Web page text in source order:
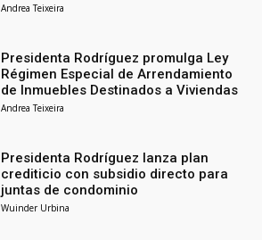
Andrea Teixeira
Presidenta Rodríguez promulga Ley
Régimen Especial de Arrendamiento
de Inmuebles Destinados a Viviendas
Andrea Teixeira
Presidenta Rodríguez lanza plan
crediticio con subsidio directo para
juntas de condominio
Wuinder Urbina